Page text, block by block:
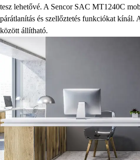
tesz lehetővé. A Sencor SAC MT1240C
párátlanítás és szellőztetés funkciókat kínál.
között állítható.